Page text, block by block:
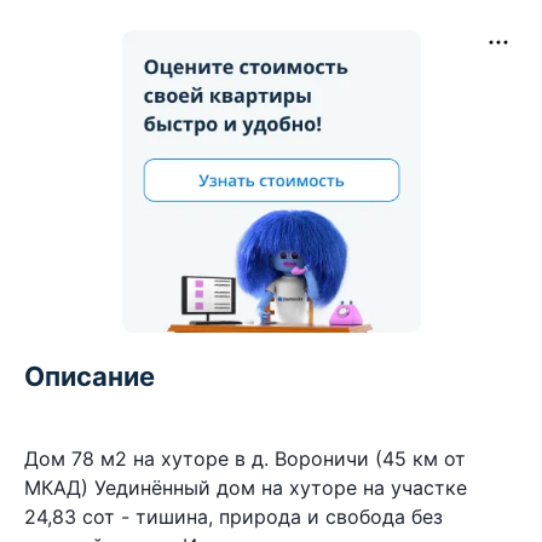
Описание
Дом 78 м2 на хуторе в д. Вороничи (45 км от
МКАД) Уединённый дом на хуторе на участке
24,83 сот - тишина, природа и свобода без